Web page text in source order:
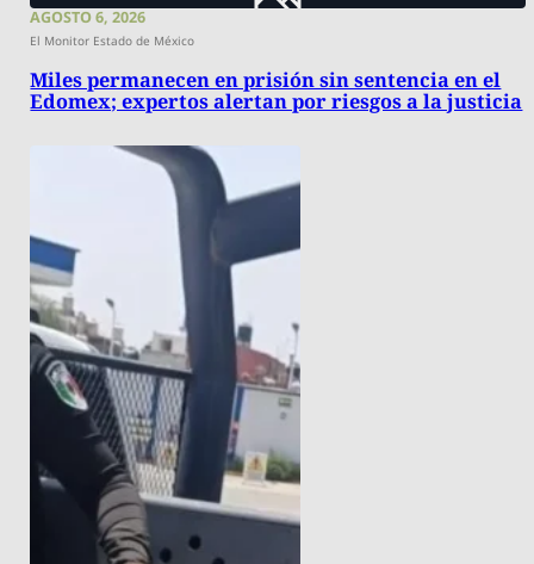
AGOSTO 6, 2026
El Monitor Estado de México
Miles permanecen en prisión sin sentencia en el
Edomex; expertos alertan por riesgos a la justicia